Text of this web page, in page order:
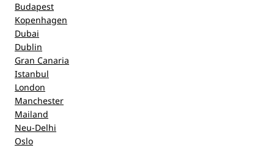
Budapest
Kopenhagen
Dubai
Dublin
Gran Canaria
Istanbul
London
Manchester
Mailand
Neu-Delhi
Oslo